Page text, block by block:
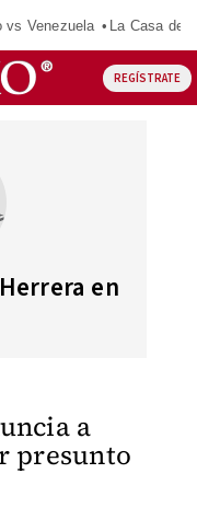
vs Venezuela La Casa de
REGÍSTRATE
en
a
presunto